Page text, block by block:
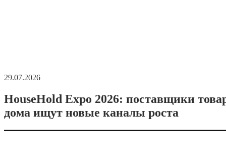
29.07.2026
HouseHold Expo 2026: поставщики
дома ищут новые каналы роста